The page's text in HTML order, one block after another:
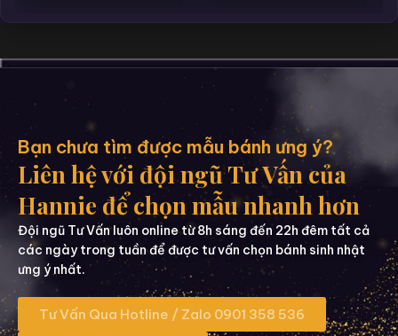
Bạn chưa tìm được mẫu bánh ưng ý?
Liên hệ với đội ngũ Tư Vấn của
Hannie để chọn mẫu nhanh hơn
Đội ngũ Tư Vấn luôn online từ 8h sáng đến 22h đêm tất cả
các ngày trong tuần để được tư vấn chọn bánh sinh nhật
ưng ý nhất.
Tư Vấn Qua Hotline / Zalo 0901 358 536